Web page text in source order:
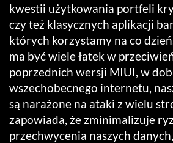
kwestii użytkowania portfeli
czy też klasycznych aplikacji
których korzystamy na co
ma być wiele łatek w
poprzednich wersji MIUI, w
wszechobecnego internetu,
są narażone na ataki z wielu
zapowiada, że zminimalizuje
przechwycenia naszych